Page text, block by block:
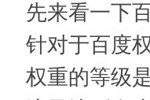
先来看一下
针对于百度
权重的等级